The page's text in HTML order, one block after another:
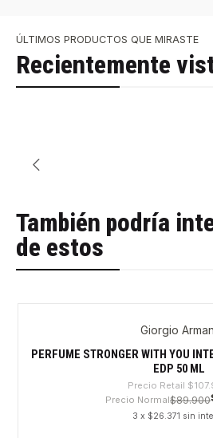
ÚLTIMOS PRODUCTOS QUE MIRASTE
Recientemente
También podría
de estos
Giorgio
PERFUME STRONGER WITH YOU
EDP 50 ML
Precio Retail
Precio Normal$89.900
3 x $26.371 sin